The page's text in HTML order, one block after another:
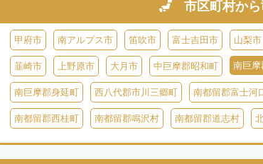
市区町村から
甲府市 南アルプス市 笛吹市 富士吉田市 山梨市
韮崎市 上野原市 大月市 中巨摩郡昭和町 南巨摩
南巨摩郡身延町 西八代郡市川三郷町 南都留郡富士河
南都留郡西桂町 南都留郡鳴沢村 南都留郡道志村